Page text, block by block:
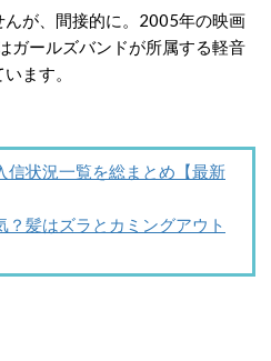
んが、間接的に。2005年の映画
ガールズバンドが所属する軽音
ます。
信状況一覧を総まとめ【最新
？髪はズラとカミングアウト